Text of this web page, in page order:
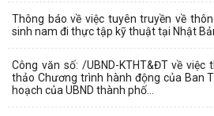
Thông báo về việc tuyên truyền về
sinh nam đi thực tập kỹ thuật tại Nhật
Công văn số: /UBND-KTHT&ĐT về
thảo Chương trình hành động của Ban
hoạch của UBND thành phố...